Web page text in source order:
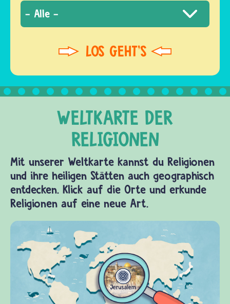
Mit unserer Weltkarte kannst du Religionen
und ihre heiligen Stätten auch geographisch
entdecken. Klick auf die Orte und erkunde
Religionen auf eine neue Art.